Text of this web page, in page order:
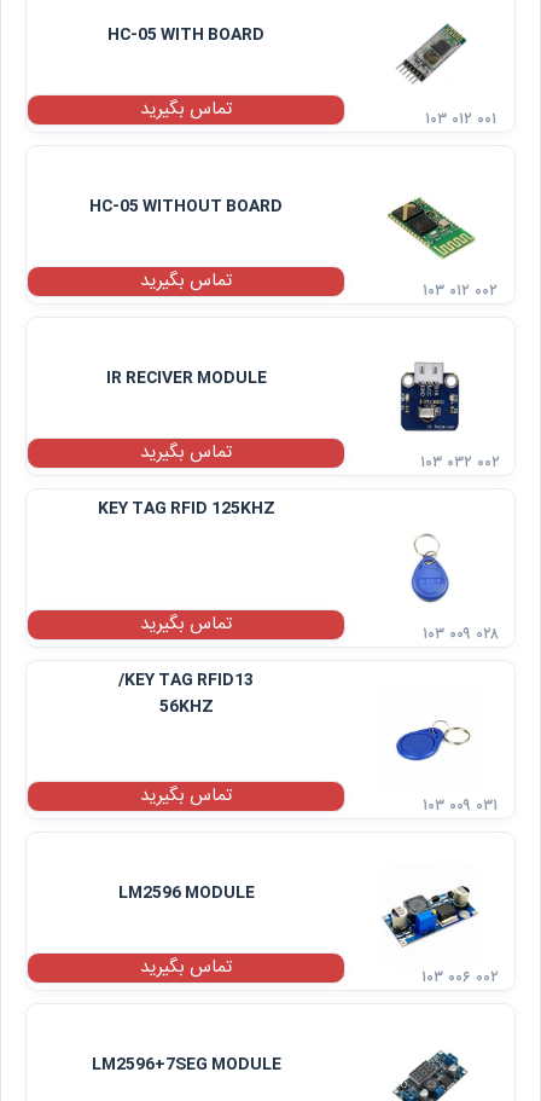
HC-05 WITH BOARD
تماس بگیرید ۱۰۳ ۰۱۲ ۰۰۱
HC-05 WITHOUT BOARD
تماس بگیرید ۱۰۳ ۰۱۲ ۰۰۲
IR RECIVER MODULE
تماس بگیرید
۱۰۳ ۰۳۲ ۰۰۲
KEY TAG RFID 125KHZ
تماس بگیرید
۱۰۳ ۰۰۹ ۰۲۸
KEY TAG RFID13/
56KHZ
تماس بگیرید ۱۰۳ ۰۰۹ ۰۳۱
LM2596 MODULE
تماس بگیرید ۱۰۳ ۰۰۶ ۰۰۲
LM2596+7SEG MODULE